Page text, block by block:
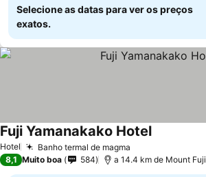
Selecione as datas para ver os preços
exatos.
Hotel Banho termal de magma
Fuji Yamanakako HotelVer preços
8,1 Muito boa 584 a 14.4 km de Mount Fuji